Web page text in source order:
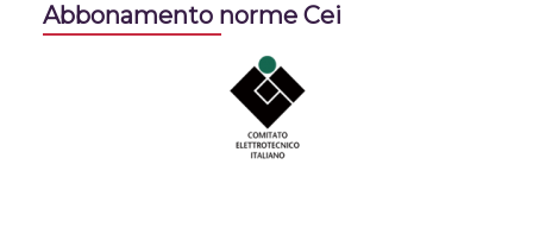
Abbonamento norme Cei